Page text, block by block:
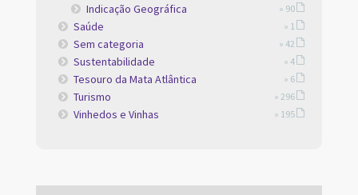
Indicação Geográfica » 90
Saúde » 1
Sem categoria » 42
Sustentabilidade » 4
Tesouro da Mata Atlântica » 6
Turismo » 296
Vinhedos e Vinhas » 195